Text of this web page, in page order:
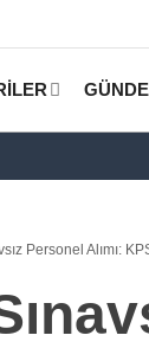
Personel Alımı: